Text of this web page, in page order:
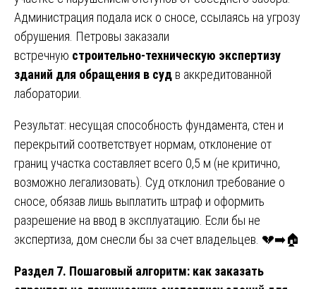
Администрация подала иск о сносе, ссылаясь на угрозу
обрушения. Петровы заказали
встречную строительно-техническую экспертизу
зданий для обращения в суд в аккредитованной
лаборатории.
Результат: несущая способность фундамента, стен и
перекрытий соответствует нормам, отклонение от
границ участка составляет всего 0,5 м (не критично,
возможно легализовать). Суд отклонил требование о
сносе, обязав лишь выплатить штраф и оформить
разрешение на ввод в эксплуатацию. Если бы не
экспертиза, дом снесли бы за счет владельцев. 💔➡️🏠
Раздел 7. Пошаговый алгоритм: как заказать